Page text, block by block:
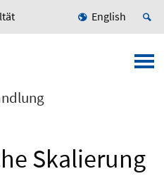
English
Skalierung